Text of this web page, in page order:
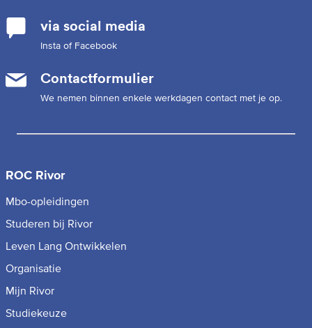
via social media
Insta of Facebook
Contactformulier
We nemen binnen enkele werkdagen contact met je op.
ROC Rivor
Mbo-opleidingen
Studeren bij Rivor
Leven Lang Ontwikkelen
Organisatie
Mijn Rivor
Studiekeuze